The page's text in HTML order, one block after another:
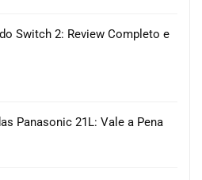
Switch 2: Review Completo e
Panasonic 21L: Vale a Pena